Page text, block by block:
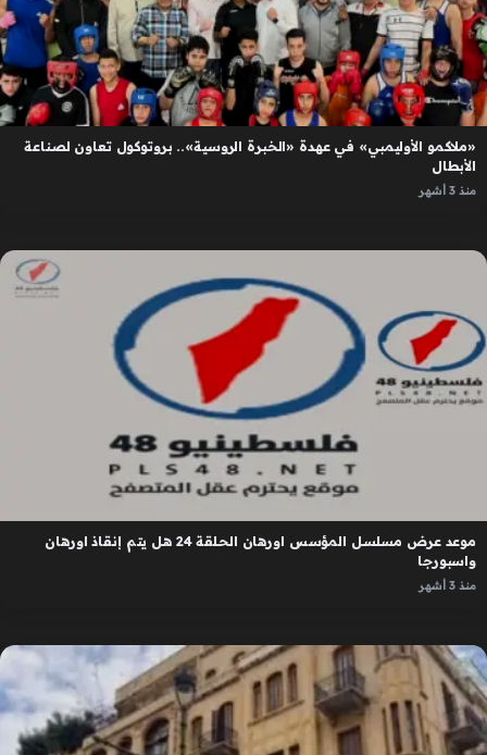
«ملاكمو الأوليمبي» في عهدة «الخبرة الروسية».. بروتوكول تعاون لصناعة
الأبطال
منذ 3 أشهر
موعد عرض مسلسل المؤسس اورهان الحلقة 24 هل يتم إنقاذ اورهان
واسبورجا
منذ 3 أشهر